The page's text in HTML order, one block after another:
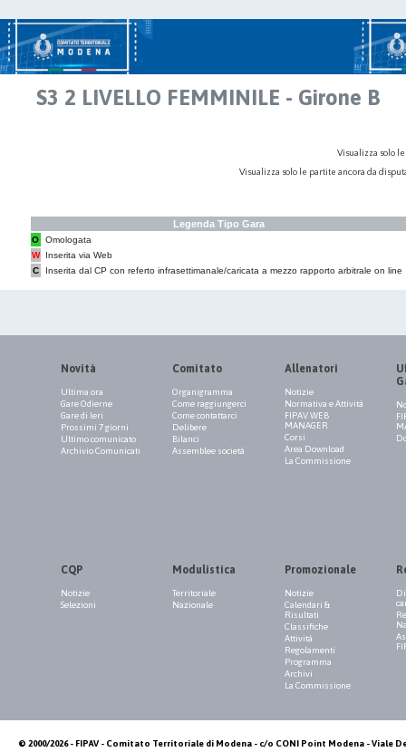
S3 2 LIVELLO FEMMINILE - Girone B
Visualizza solo
Visualizza solo le partite ancora da
Legenda Tipo Gara
O
Omologata
W
Inserita via Web
C
Inserita dal CP con referto infrasettimanale/caricata a mezzo rapporto arbitrale on line
Novità
Ultima ora
Gare Odierne
Gare di Ieri
Prossimi 7 giorni
Ultimo comunicato
Archivio Comunicati
Comitato
Organigramma
Come raggiungerci
Come contattarci
Delibere
Bilanci
Assemblee società
Allenatori
Notizie
Normativa e Attività
FIPAV WEB
MANAGER
Corsi
Area Download
La Commissione
CQP
Notizie
Selezioni
Modulistica
Territoriale
Nazionale
Promozionale
Notizie
Calendari &
Risultati
Classifiche
Attività
Regolamenti
Programma
Archivi
La Commissione
© 2000/2026 - FIPAV - Comitato Territoriale di Modena - c/o CONI Point Modena - Viale